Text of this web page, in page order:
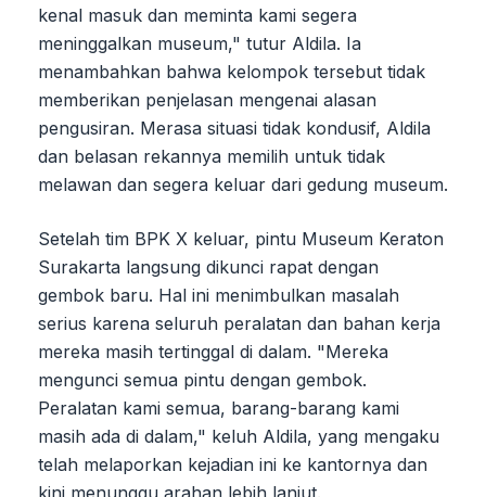
kenal masuk dan meminta kami segera
meninggalkan museum," tutur Aldila. Ia
menambahkan bahwa kelompok tersebut tidak
memberikan penjelasan mengenai alasan
pengusiran. Merasa situasi tidak kondusif, Aldila
dan belasan rekannya memilih untuk tidak
melawan dan segera keluar dari gedung museum.
Setelah tim BPK X keluar, pintu Museum Keraton
Surakarta langsung dikunci rapat dengan
gembok baru. Hal ini menimbulkan masalah
serius karena seluruh peralatan dan bahan kerja
mereka masih tertinggal di dalam. "Mereka
mengunci semua pintu dengan gembok.
Peralatan kami semua, barang-barang kami
masih ada di dalam," keluh Aldila, yang mengaku
telah melaporkan kejadian ini ke kantornya dan
kini menunggu arahan lebih lanjut.